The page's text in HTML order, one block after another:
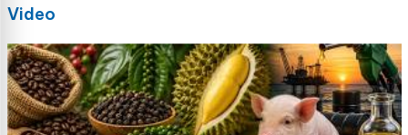
Video